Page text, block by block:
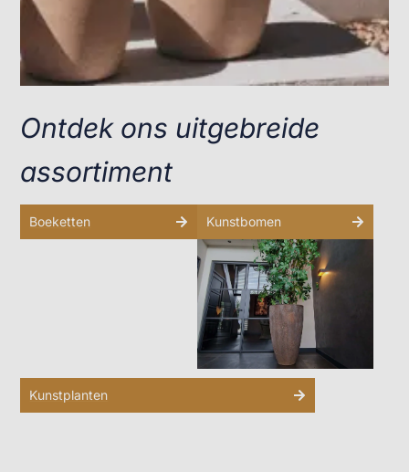
Ontdek ons uitgebreide
assortiment
Boeketten Kunstbomen
Kunstplanten